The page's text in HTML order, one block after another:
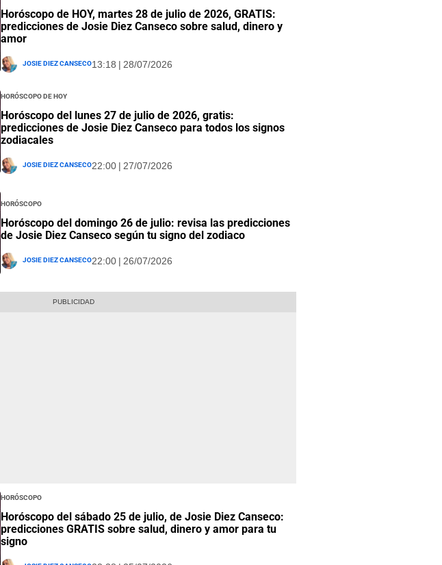
Horóscopo de HOY, martes 28 de julio de 2026, GRATIS:
predicciones de Josie Diez Canseco sobre salud, dinero y
amor
Josie Diez Canseco13:18 | 28/07/2026
Horóscopo de hoy
Horóscopo del lunes 27 de julio de 2026, gratis:
predicciones de Josie Diez Canseco para todos los signos
zodiacales
Josie Diez Canseco22:00 | 27/07/2026
Horóscopo
Horóscopo del domingo 26 de julio: revisa las predicciones
de Josie Diez Canseco según tu signo del zodiaco
Josie Diez Canseco22:00 | 26/07/2026
Horóscopo
Horóscopo del sábado 25 de julio, de Josie Diez Canseco:
predicciones GRATIS sobre salud, dinero y amor para tu
signo